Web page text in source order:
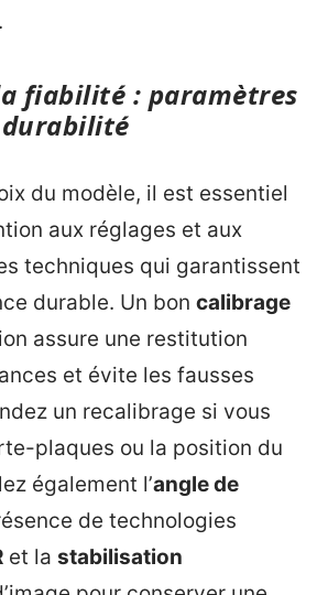
fiabilité : paramètres
du modèle, il est essentiel
aux réglages et aux
techniques qui garantissent
durable. Un bon calibrage
assure une restitution
et évite les fausses
un recalibrage si vous
plaques ou la position du
également l’angle de
de technologies
et la stabilisation